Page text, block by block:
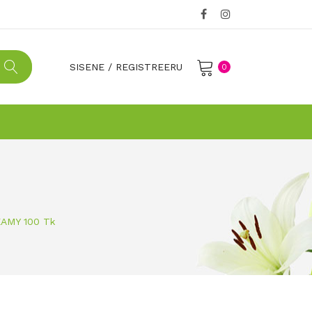
SISENE / REGISTREERU 0
100 Tk